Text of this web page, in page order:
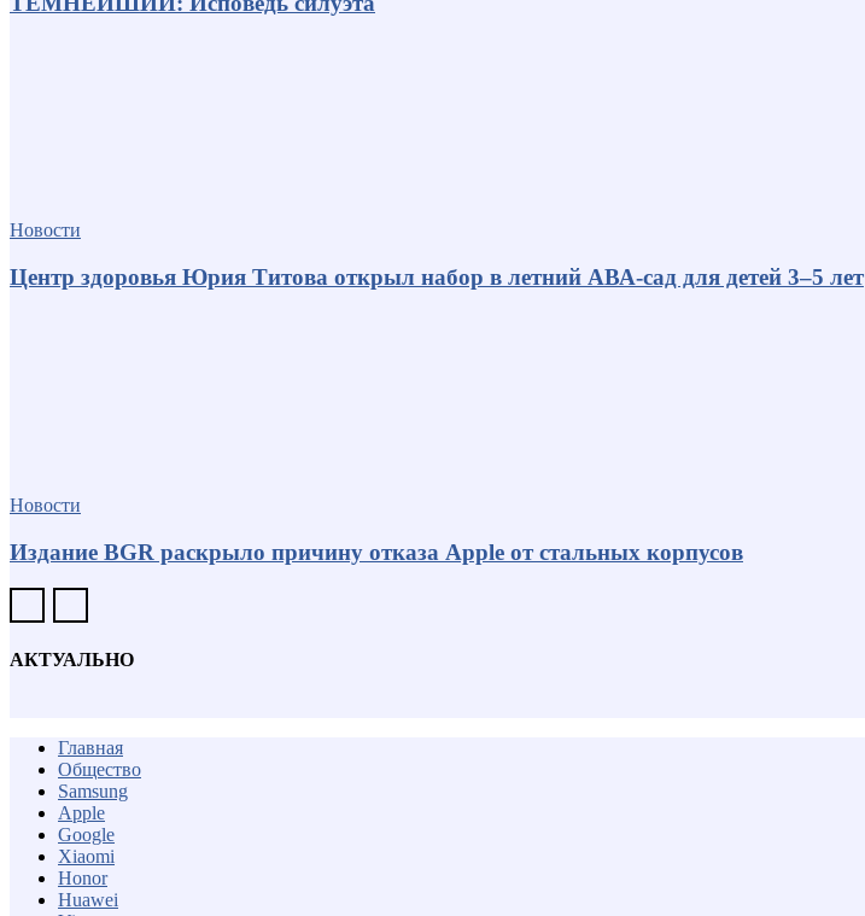
Новости
Центр здоровья Юрия Титова открыл набор в летний АВА-сад для детей 3–5 лет
Новости
Издание BGR раскрыло причину отказа Apple от стальных корпусов
АКТУАЛЬНО
Главная
Общество
Samsung
Apple
Google
Xiaomi
Honor
Huawei